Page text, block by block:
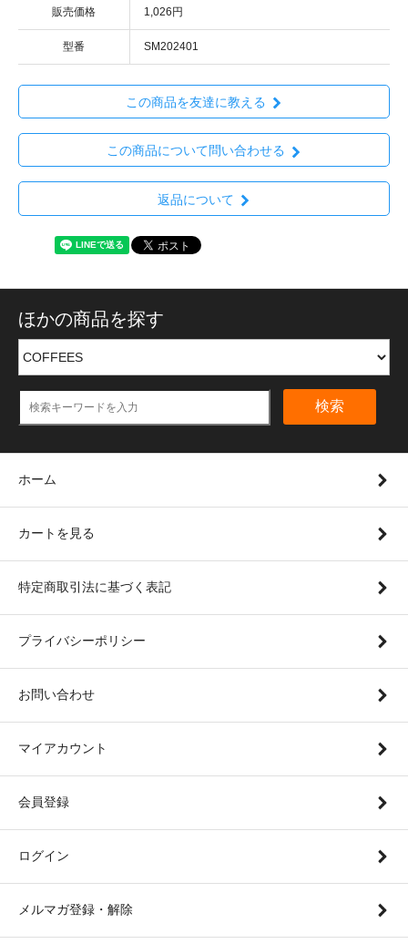
販売価格 1,026円
型番 SM202401
この商品を友達に教える
この商品について問い合わせる
返品について
ほかの商品を探す
検索
ホーム
カートを見る
特定商取引法に基づく表記
プライバシーポリシー
お問い合わせ
マイアカウント
会員登録
ログイン
メルマガ登録・解除